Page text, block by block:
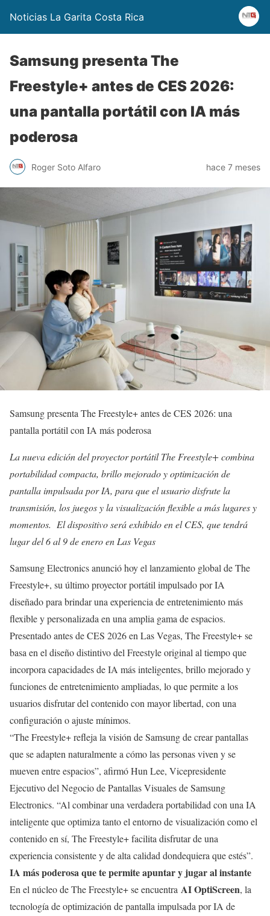
Noticias La Garita Costa Rica
Samsung presenta The
Freestyle+ antes de CES 2026:
una pantalla portátil con IA más
poderosa
Roger Soto Alfaro hace 7 meses
Samsung presenta The Freestyle+ antes de CES 2026: una
pantalla portátil con IA más poderosa
La nueva edición del proyector portátil The Freestyle+ combina
portabilidad compacta, brillo mejorado y optimización de
pantalla impulsada por IA, para que el usuario disfrute la
transmisión, los juegos y la visualización flexible a más lugares y
momentos. El dispositivo será exhibido en el CES, que tendrá
lugar del 6 al 9 de enero en Las Vegas
Samsung Electronics anunció hoy el lanzamiento global de The
Freestyle+, su último proyector portátil impulsado por IA
diseñado para brindar una experiencia de entretenimiento más
flexible y personalizada en una amplia gama de espacios.
Presentado antes de CES 2026 en Las Vegas, The Freestyle+ se
basa en el diseño distintivo del Freestyle original al tiempo que
incorpora capacidades de IA más inteligentes, brillo mejorado y
funciones de entretenimiento ampliadas, lo que permite a los
usuarios disfrutar del contenido con mayor libertad, con una
configuración o ajuste mínimos.
“The Freestyle+ refleja la visión de Samsung de crear pantallas
que se adapten naturalmente a cómo las personas viven y se
mueven entre espacios”, afirmó Hun Lee, Vicepresidente
Ejecutivo del Negocio de Pantallas Visuales de Samsung
Electronics. “Al combinar una verdadera portabilidad con una IA
inteligente que optimiza tanto el entorno de visualización como el
contenido en sí, The Freestyle+ facilita disfrutar de una
experiencia consistente y de alta calidad dondequiera que estés”.
IA más poderosa que te permite apuntar y jugar al instante
En el núcleo de The Freestyle+ se encuentra AI OptiScreen, la
tecnología de optimización de pantalla impulsada por IA de